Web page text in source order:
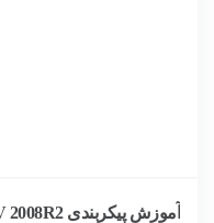
آموزش پیکربندی Hyper-V 2008R2 به صورت عملی و کاربردی